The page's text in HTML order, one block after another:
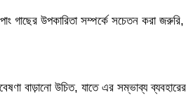
গাছের উপকারিতা সম্পর্কে সচেতন করা
বাড়ানো উচিত, যাতে এর সম্ভাব্য